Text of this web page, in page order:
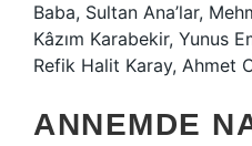
Baba, Sultan Ana’lar,
Kâzım Karabekir, Yunus
Refik Halit Karay, Ahmet
ANNEMDE